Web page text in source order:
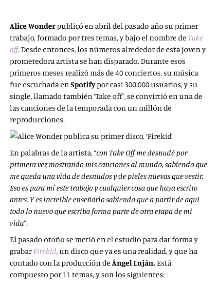
Alice Wonderpublicó en abril del pasado año su primer
trabajo, formado por tres temas, y bajo el nombre de Take
off. Desde entonces, los números alrededor de esta joven y
prometedora artista se han disparado. Durante esos
primeros meses realizó más de 40 conciertos, su música
fue escuchada enSpotifypor casi 300.000 usuarios, y su
single, llamado también ‘Take off’, se convirtió en una de
las canciones de la temporada con un millón de
reproducciones.
En palabras de la artista,“con Take Off me desnudé por
primera vez mostrando mis canciones al mundo, sabiendo que
me queda una vida de desnudos y de pieles nuevas que vestir.
Eso es para mí este trabajo y cualquier cosa que haya escrito
antes. Y es increíble enseñarlo sabiendo que a partir de aquí
todo lo nuevo que escriba forma parte de otra etapa de mi
vida”.
El pasado otoño se metió en el estudio para dar forma y
grabarFirekid, un disco que ya es una realidad, y que ha
contado con la producción deÁngel Luján. Está
compuesto por 11 temas, y son los siguientes: